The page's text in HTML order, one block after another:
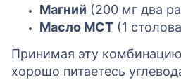
Магний (200 мг два
Масло МСТ (1
Принимая эту
хорошо питаетесь